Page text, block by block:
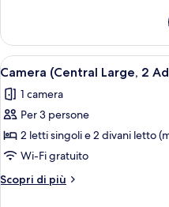
singoli
(Large,
2
Adults
+
1
child)
con
letti
(Large,
2
+
Apri
tutte
le
foto
per
Camera
(Central
Large,
6
Camera (Central Large, 2
1 camera
Per 3 persone
2 letti singoli e 2 divani letto
Wi-Fi gratuito
Scopri di più
Altri